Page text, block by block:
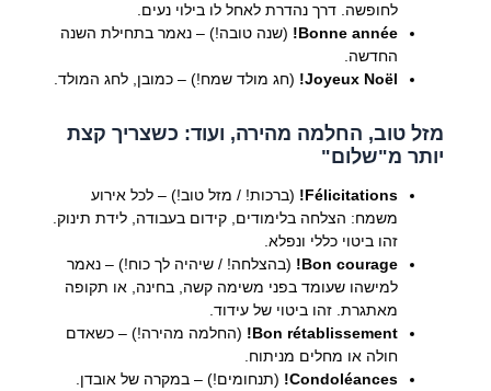
לחופשה. דרך נהדרת לאחל לו בילוי נעים.
Bonne année!
(שנה טובה!) – נאמר בתחילת השנה
החדשה.
Joyeux Noël!
(חג מולד שמח!) – כמובן, לחג המולד.
מזל טוב, החלמה מהירה, ועוד: כשצריך קצת
יותר מ"שלום"
Félicitations!
(ברכות! / מזל טוב!) – לכל אירוע
משמח: הצלחה בלימודים, קידום בעבודה, לידת תינוק.
זהו ביטוי כללי ונפלא.
Bon courage!
(בהצלחה! / שיהיה לך כוח!) – נאמר
למישהו שעומד בפני משימה קשה, בחינה, או תקופה
מאתגרת. זהו ביטוי של עידוד.
Bon rétablissement!
(החלמה מהירה!) – כשאדם
חולה או מחלים מניתוח.
Condoléances!
(תנחומים!) – במקרה של אובדן.